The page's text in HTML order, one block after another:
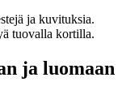
ja kuvituksia.
tuovalla kortilla.
ja luomaan